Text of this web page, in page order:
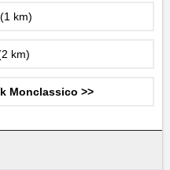
(1 km)
km)
Monclassico >>